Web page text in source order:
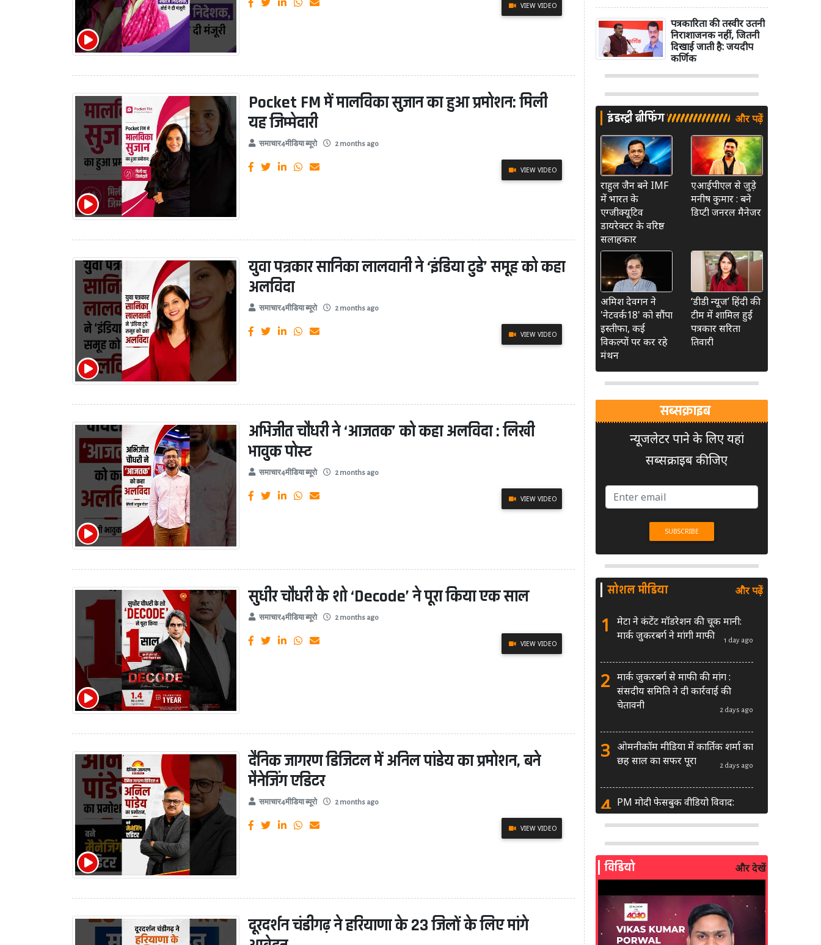
VIEW VIDEO
Pocket FM में मालविका सुजान का हुआ प्रमोशन: मिली
यह जिम्मेदारी
समाचार4मीडिया ब्यूरो 2 months ago
VIEW VIDEO
युवा पत्रकार सानिका लालवानी ने ‘इंडिया टुडे’ समूह को कहा
अलविदा
समाचार4मीडिया ब्यूरो 2 months ago
VIEW VIDEO
अभिजीत चौधरी ने ‘आजतक’ को कहा अलविदा : लिखी
भावुक पोस्ट
समाचार4मीडिया ब्यूरो 2 months ago
VIEW VIDEO
सुधीर चौधरी के शो ‘Decode’ ने पूरा किया एक साल
समाचार4मीडिया ब्यूरो 2 months ago
VIEW VIDEO
दैनिक जागरण डिजिटल में अनिल पांडेय का प्रमोशन, बने
मैनेजिंग एडिटर
समाचार4मीडिया ब्यूरो 2 months ago
VIEW VIDEO
दूरदर्शन चंडीगढ़ ने हरियाणा के 23 जिलों के लिए मांगे
पत्रकारिता की तस्वीर उतनी
निराशाजनक नहीं, जितनी
दिखाई जाती है: जयदीप
कर्णिक
इंडस्ट्री ब्रीफिंग और पढ़ें
राहुल जैन बने IMF
में भारत के
एग्जीक्यूटिव
डायरेक्टर के वरिष्ठ
सलाहकार
एआईपीएल से जुड़े
मनीष कुमार : बने
डिप्टी जनरल मैनेजर
अमिश देवगन ने
'नेटवर्क18' को सौंपा
इस्तीफा, कई
विकल्पों पर कर रहे
मंथन
‘डीडी न्यूज’ हिंदी की
टीम में शामिल हुईं
पत्रकार सरिता
तिवारी
सब्सक्राइब
न्यूजलेटर पाने के लिए यहां
सब्सक्राइब कीजिए
सोशल मीडिया और पढ़ें
1
मेटा ने कंटेंट मॉडरेशन की चूक मानी:
मार्क जुकरबर्ग ने मांगी माफी
1 day ago
2 मार्क जुकरबर्ग से माफी की मांग :
संसदीय समिति ने दी कार्रवाई की
चेतावनी
2 days ago
3 ओमनीकॉम मीडिया में कार्तिक शर्मा का
छह साल का सफर पूरा
2 days ago
4 PM मोदी फेसबुक वीडियो विवाद:
MeitY से मिलेगी मेटा की ग्लोबल टीम
5 AI से बने फर्जी पोस्ट पर LinkedIn
की सख्ती: लॉन्च किए नए मॉडरेशन
6
सरकार दे रही बड़ा मौका: शॉर्ट वीडियो
बनाने वाले क्रिएटर्स जीत सकते हैं ₹5
विडियो और देखें